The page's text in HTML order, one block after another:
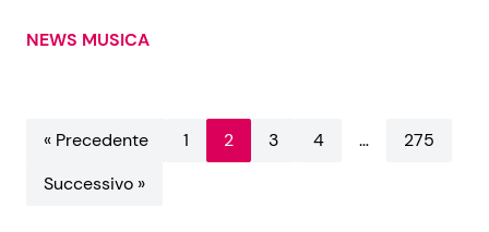
NEWS MUSICA
« Precedente 1 2 3 4 …
275
Successivo »